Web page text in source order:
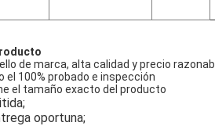
de marca, alta calidad y precio
el 100% probado e inspección
el tamaño exacto del producto
oportuna;